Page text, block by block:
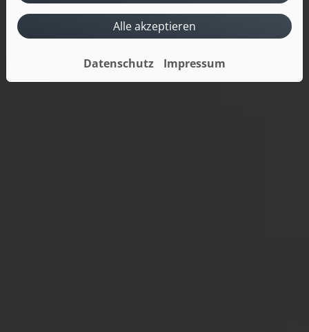
Alle akzeptieren
Datenschutz Impressum